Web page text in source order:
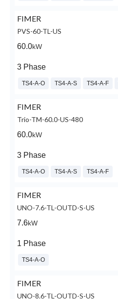
FIMER
PVS-60-TL-US
60.0kW
3 Phase
TS4-A-O TS4-A-S TS4-A-F
FIMER
Trio-TM-60.0-US-480
60.0kW
3 Phase
TS4-A-O TS4-A-S TS4-A-F
FIMER
UNO-7.6-TL-OUTD-S-US
7.6kW
1 Phase
TS4-A-O
FIMER
UNO-8.6-TL-OUTD-S-US